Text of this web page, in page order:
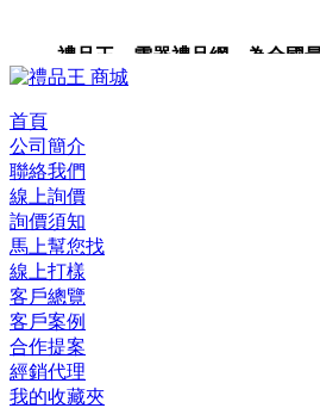
禮品王 電器禮品網 為全國最
卡,企業禮品,禮品小物,高級禮品
首頁
公司簡介
聯絡我們
線上詢價
詢價須知
馬上幫您找
線上打樣
客戶總覽
客戶案例
合作提案
經銷代理
我的收藏夾